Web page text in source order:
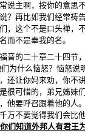
说主啊，按你的意思
？再比如我们经常祷
，这个不是口头禅，
而不是奉我的名。
音的二十章二十四节，
为什么恼怒？恼怒说
还让你妈来劝，你不
很可惜的，弟兄姊妹
他要呼召跟着他的人
万不要觉得我们会比
们知道外邦人有君王